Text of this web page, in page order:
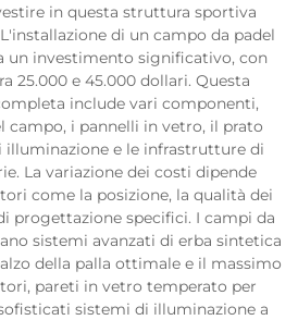
in questa struttura sportiva
di un campo da padel
un investimento significativo, con
25.000 e 45.000 dollari. Questa
include vari componenti,
campo, i pannelli in vetro, il prato
e le infrastrutture di
La variazione dei costi dipende
come la posizione, la qualità dei
progettazione specifici. I campi da
sistemi avanzati di erba sintetica
della palla ottimale e il massimo
pareti in vetro temperato per
sistemi di illuminazione a